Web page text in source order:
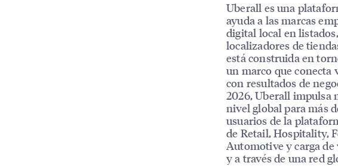
Uberall es una
ayuda a las marcas
digital local en
localizadores de
está construida en
un marco que
con resultados de
2026, Uberall impulsa
nivel global para más
usuarios de la
de Retail, Hospitality,
Automotive y carga
y a través de una red